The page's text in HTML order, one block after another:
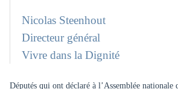
Nicolas Steenhout
Directeur général
Vivre dans la Dignité
Députés qui ont déclaré à l’Assemblée nationale